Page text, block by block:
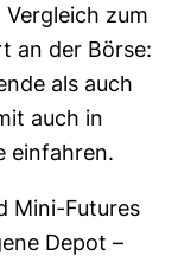
zum
an der Börse:
als auch
auch in
einfahren.
Mini-Futures
Depot –